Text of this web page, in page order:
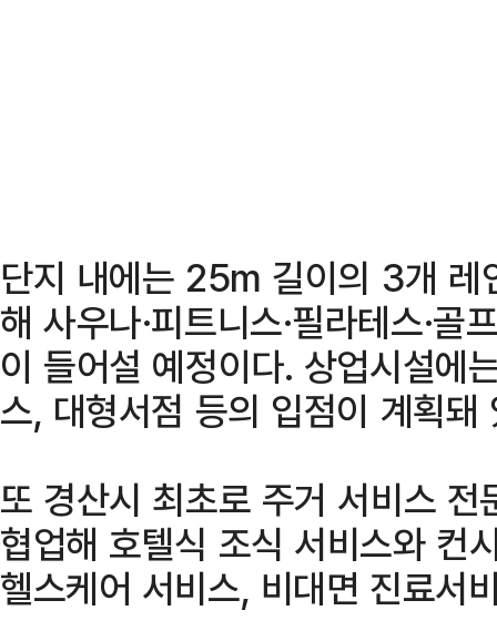
단지 내에는 25m 길이의 3개 레
해 사우나·피트니스·필라테스·
이 들어설 예정이다. 상업시설에
스, 대형서점 등의 입점이 계획돼
또 경산시 최초로 주거 서비스
협업해 호텔식 조식 서비스와 컨
헬스케어 서비스, 비대면 진료서